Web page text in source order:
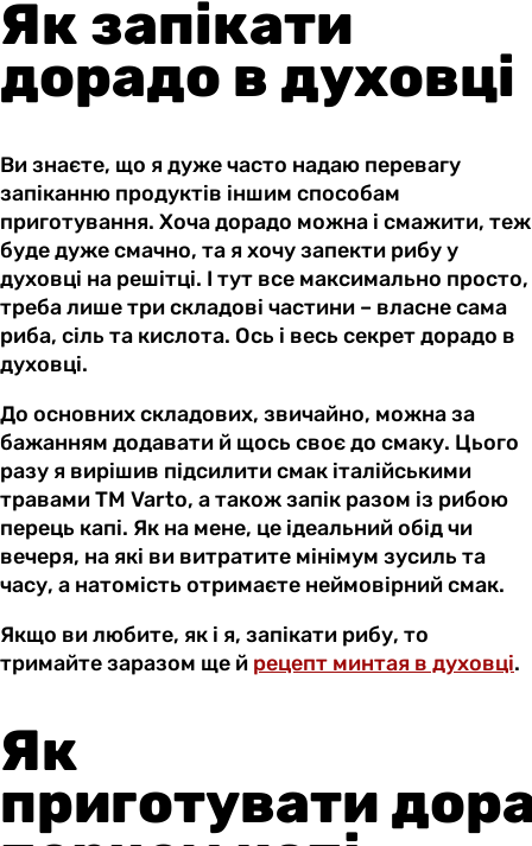
Як запікати
дорадо в духовці
Ви знаєте, що я дуже часто надаю перевагу
запіканню продуктів іншим способам
приготування. Хоча дорадо можна і смажити, теж
буде дуже смачно, та я хочу запекти рибу у
духовці на решітці. І тут все максимально просто,
треба лише три складові частини – власне сама
риба, сіль та кислота. Ось і весь секрет дорадо в
духовці.
До основних складових, звичайно, можна за
бажанням додавати й щось своє до смаку. Цього
разу я вирішив підсилити смак італійськими
травами ТМ Varto, а також запік разом із рибою
перець капі. Як на мене, це ідеальний обід чи
вечеря, на які ви витратите мінімум зусиль та
часу, а натомість отримаєте неймовірний смак.
Якщо ви любите, як і я, запікати рибу, то
тримайте заразом ще й рецепт минтая в духовці.
Як
приготувати